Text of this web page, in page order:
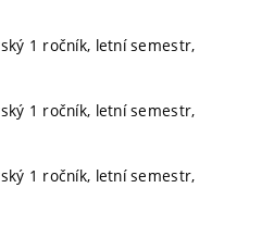
1 ročník, letní semestr,
1 ročník, letní semestr,
1 ročník, letní semestr,